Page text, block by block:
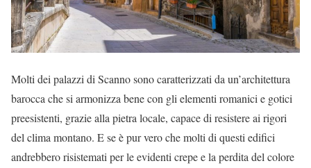
Molti dei palazzi di Scanno sono caratterizzati da un’architettura
barocca che si armonizza bene con gli elementi romanici e gotici
preesistenti, grazie alla pietra locale, capace di resistere ai rigori
del clima montano. E se è pur vero che molti di questi edifici
andrebbero risistemati per le evidenti crepe e la perdita del colore